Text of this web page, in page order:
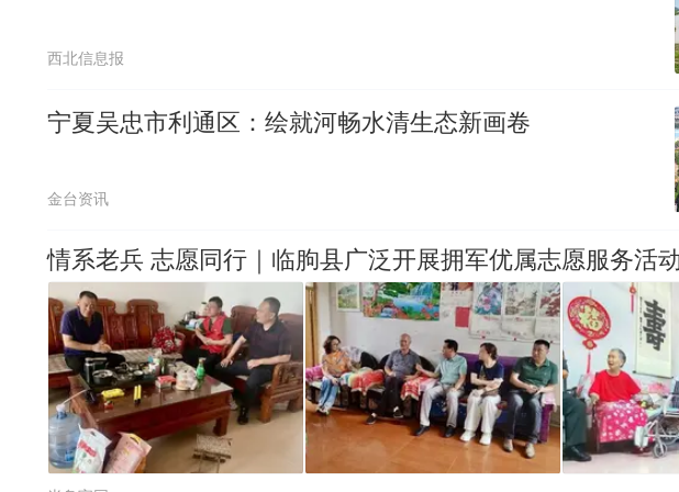
西北信息报
宁夏吴忠市利通区：绘就河畅水清生态新画卷
金台资讯
情系老兵 志愿同行｜临朐县广泛开展拥军优属志愿服务活